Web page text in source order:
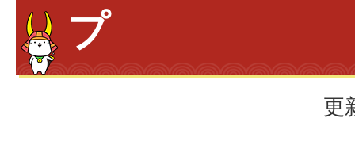
プ
更